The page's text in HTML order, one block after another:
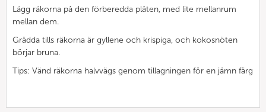
Lägg räkorna på den förberedda plåten, med lite mellanrum
mellan dem.
Grädda tills räkorna är gyllene och krispiga, och kokosnöten
börjar bruna.
Tips: Vänd räkorna halvvägs genom tillagningen för en jämn färg